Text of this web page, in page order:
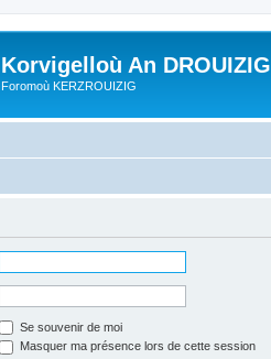
Korvigelloù An DROUIZIG
Foromoù KERZROUIZIG
Se souvenir de moi
Masquer ma présence lors de cette session